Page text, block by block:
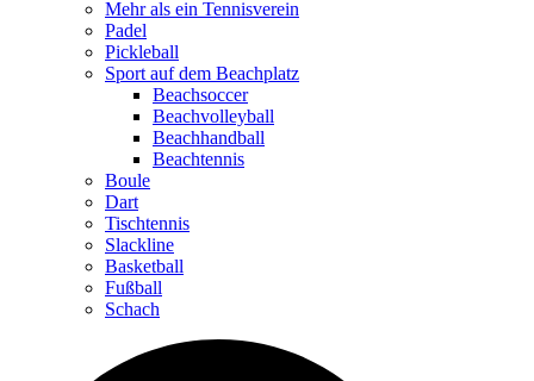
Mehr als ein Tennisverein
Padel
Pickleball
Sport auf dem Beachplatz
Beachsoccer
Beachvolleyball
Beachhandball
Beachtennis
Boule
Dart
Tischtennis
Slackline
Basketball
Fußball
Schach